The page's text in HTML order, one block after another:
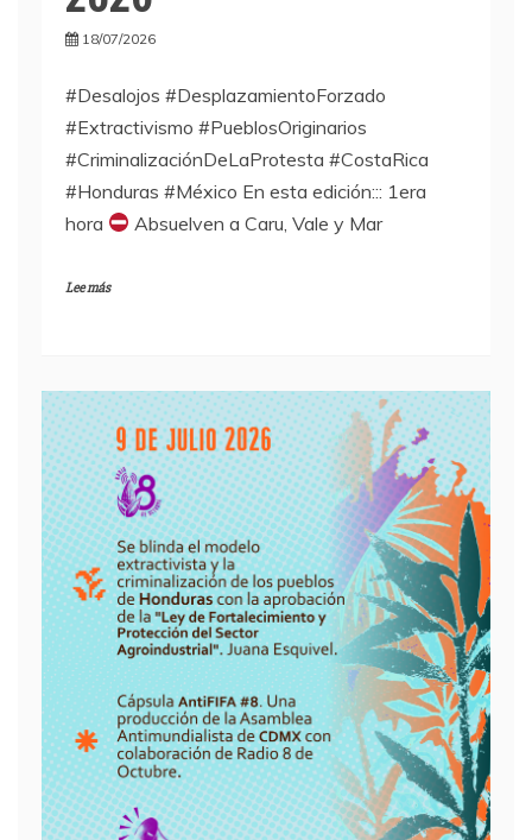
18/07/2026
#Desalojos #DesplazamientoForzado
#Extractivismo #PueblosOriginarios
#CriminalizaciónDeLaProtesta #CostaRica
#Honduras #México En esta edición::: 1era
hora
Absuelven a Caru, Vale y Mar
Lee más